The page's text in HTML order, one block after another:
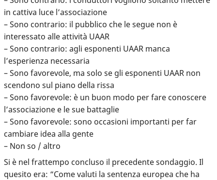
in cattiva luce l’associazione
– Sono contrario: il pubblico che le segue non è
interessato alle attività UAAR
– Sono contrario: agli esponenti UAAR manca
l’esperienza necessaria
– Sono favorevole, ma solo se gli esponenti UAAR non
scendono sul piano della rissa
– Sono favorevole: è un buon modo per fare conoscere
l’associazione e le sue battaglie
– Sono favorevole: sono occasioni importanti per far
cambiare idea alla gente
– Non so / altro
Si è nel frattempo concluso il precedente sondaggio. Il
quesito era: “Come valuti la sentenza europea che ha